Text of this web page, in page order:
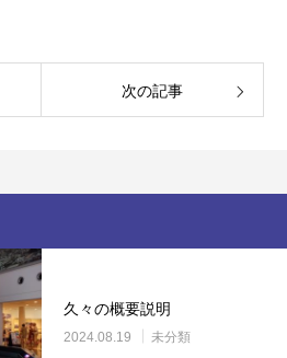
次の記事
久々の概要説明
2024.08.19 未分類